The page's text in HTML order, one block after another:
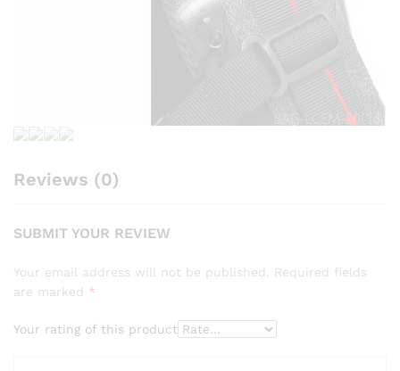
Reviews (0)
SUBMIT YOUR REVIEW
Your email address will not be published.
Required fields
are marked *
Your rating of this product